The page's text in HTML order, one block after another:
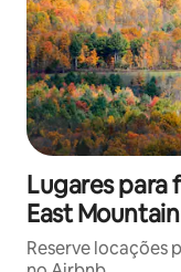
Lugares para
East
Reserve locações